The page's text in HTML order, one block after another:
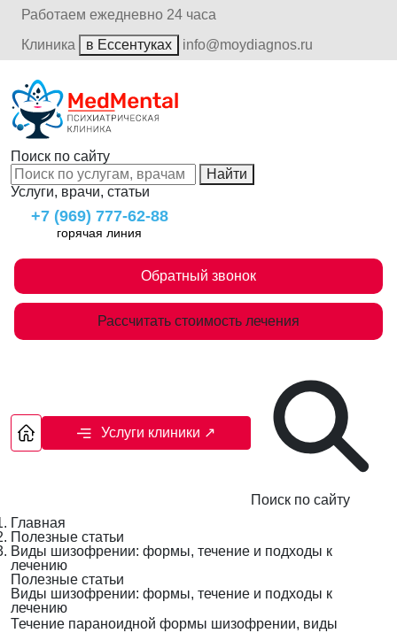
Работаем ежедневно 24 часа
Клиника
в Ессентуках info@moydiagnos.ru
Поиск по сайту
Найти
Услуги, врачи, статьи
+7 (969) 777-62-88
горячая линия
Обратный звонок
Рассчитать стоимость лечения
Услуги клиники ↗
Поиск по сайту
Главная
Полезные статьи
Виды шизофрении: формы, течение и подходы к
лечению
Полезные статьи
Виды шизофрении: формы, течение и подходы к
лечению
Течение параноидной формы шизофрении, виды